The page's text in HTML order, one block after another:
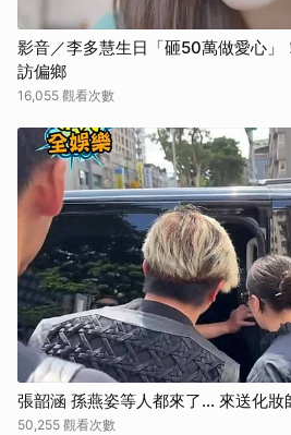
影音／李多慧生日「砸50萬做愛心
訪偏鄉
16,055 觀看次數
張韶涵 孫燕姿等人都來了... 來送化妝
50,255 觀看次數